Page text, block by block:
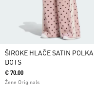
ŠIROKE HLAČE SATIN POLKA
DOTS
€ 70.00
Žene Originals